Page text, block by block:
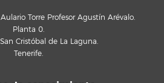
Torre Profesor Agustín Arévalo.
Planta 0.
Cristóbal de La Laguna.
Tenerife.